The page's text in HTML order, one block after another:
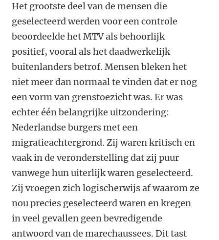
Het grootste deel van de mensen die
geselecteerd werden voor een controle
beoordeelde het MTV als behoorlijk
positief, vooral als het daadwerkelijk
buitenlanders betrof. Mensen bleken het
niet meer dan normaal te vinden dat er nog
een vorm van grenstoezicht was. Er was
echter één belangrijke uitzondering:
Nederlandse burgers met een
migratieachtergrond. Zij waren kritisch en
vaak in de veronderstelling dat zij puur
vanwege hun uiterlijk waren geselecteerd.
Zij vroegen zich logischerwijs af waarom ze
nou precies geselecteerd waren en kregen
in veel gevallen geen bevredigende
antwoord van de marechaussees. Dit tast